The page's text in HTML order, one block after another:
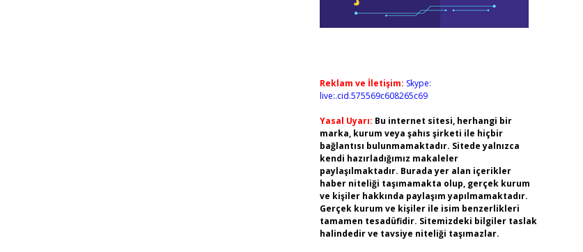
Reklam ve İletişim: Skype:
live:.cid.575569c608265c69
Yasal Uyarı: Bu internet sitesi, herhangi bir
marka, kurum veya şahıs şirketi ile hiçbir
bağlantısı bulunmamaktadır. Sitede yalnızca
kendi hazırladığımız makaleler
paylaşılmaktadır. Burada yer alan içerikler
haber niteliği taşımamakta olup, gerçek kurum
ve kişiler hakkında paylaşım yapılmamaktadır.
Gerçek kurum ve kişiler ile isim benzerlikleri
tamamen tesadüfidir. Sitemizdeki bilgiler taslak
halindedir ve tavsiye niteliği taşımazlar.